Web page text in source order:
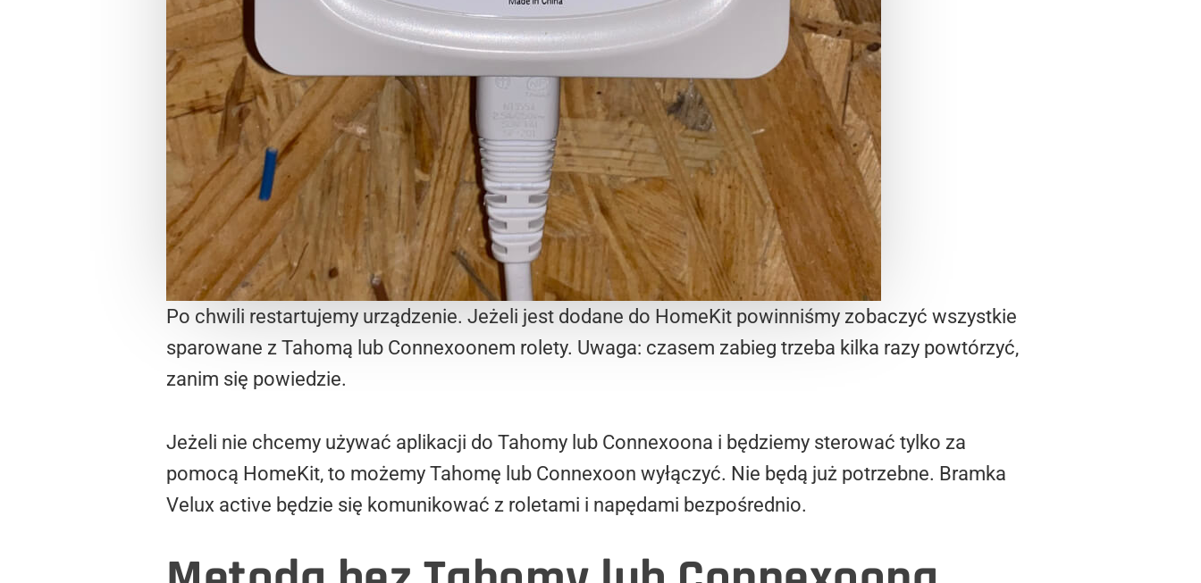
Po chwili restartujemy urządzenie. Jeżeli jest dodane do HomeKit powinniśmy zobaczyć wszystkie
sparowane z Tahomą lub Connexoonem rolety. Uwaga: czasem zabieg trzeba kilka razy powtórzyć,
zanim się powiedzie.
Jeżeli nie chcemy używać aplikacji do Tahomy lub Connexoona i będziemy sterować tylko za
pomocą HomeKit, to możemy Tahomę lub Connexoon wyłączyć. Nie będą już potrzebne. Bramka
Velux active będzie się komunikować z roletami i napędami bezpośrednio.